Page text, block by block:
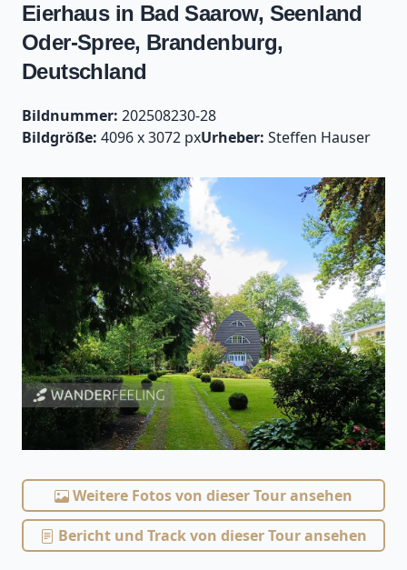
Eierhaus in Bad Saarow, Seenland
Oder-Spree, Brandenburg,
Deutschland
Bildnummer: 202508230-28
Bildgröße: 4096 x 3072 pxUrheber: Steffen Hauser
Weitere Fotos von dieser Tour ansehen
Bericht und Track von dieser Tour ansehen